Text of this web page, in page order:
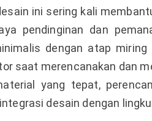
ini sering kali
pendinginan dan
dengan atap
saat merencanakan dan
yang tepat,
desain dengan